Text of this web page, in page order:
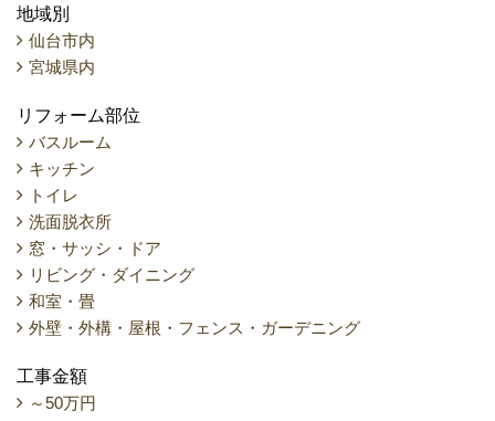
地域別
仙台市内
宮城県内
リフォーム部位
バスルーム
キッチン
トイレ
洗面脱衣所
窓・サッシ・ドア
リビング・ダイニング
和室・畳
外壁・外構・屋根・フェンス・ガーデニング
工事金額
～50万円